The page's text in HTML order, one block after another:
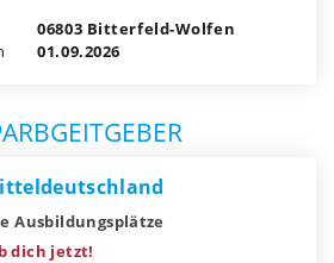
06803 Bitterfeld-Wolfen
01.09.2026
ARBGEITGEBER
Ausbildungsplätze
dich jetzt!